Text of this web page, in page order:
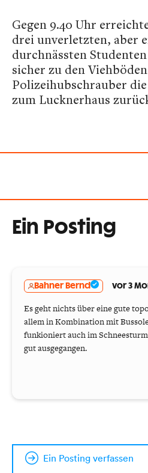
Gegen 9.40 Uhr
drei unverletzten, aber
durchnässten
sicher zu den
Polizeihubschrauber
zum Lucknerhaus
Ein Posting
Bahner Bernd vor 3
Es geht nichts über eine gute
allem in Kombination mit
funkioniert auch im
gut ausgegangen.
Ein Posting verfassen